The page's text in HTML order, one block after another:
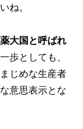
ね。
大国と呼ばれ
歩としても、
じめな生産者
意思表示とな